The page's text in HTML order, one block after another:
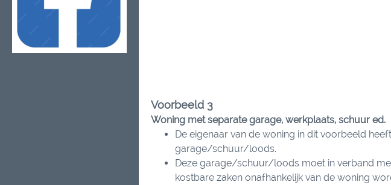
Voorbeeld 3
Woning met separate garage, werkplaats, schuur ed.
De eigenaar van de woning in dit voorbeeld
garage/schuur/loods.
Deze garage/schuur/loods moet in verband
kostbare zaken onafhankelijk van de woning